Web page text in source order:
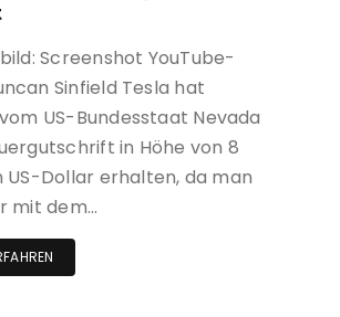
Screenshot YouTube-
Sinfield Tesla hat
US-Bundesstaat Nevada
in Höhe von 8
US-Dollar erhalten, da man
mit dem…